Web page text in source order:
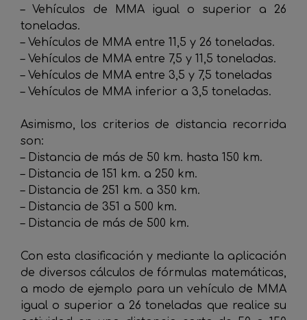
– Vehículos de MMA igual o superior a 26
toneladas.
– Vehículos de MMA entre 11,5 y 26 toneladas.
– Vehículos de MMA entre 7,5 y 11,5 toneladas.
– Vehículos de MMA entre 3,5 y 7,5 toneladas
– Vehículos de MMA inferior a 3,5 toneladas.
Asimismo, los criterios de distancia recorrida
son:
– Distancia de más de 50 km. hasta 150 km.
– Distancia de 151 km. a 250 km.
– Distancia de 251 km. a 350 km.
– Distancia de 351 a 500 km.
– Distancia de más de 500 km.
Con esta clasificación y mediante la aplicación
de diversos cálculos de fórmulas matemáticas,
a modo de ejemplo para un vehículo de MMA
igual o superior a 26 toneladas que realice su